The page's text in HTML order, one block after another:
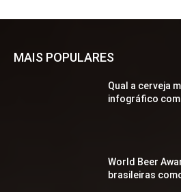
MAIS POPULARES
Qual a cerveja
infográfico com
World Beer
brasileiras